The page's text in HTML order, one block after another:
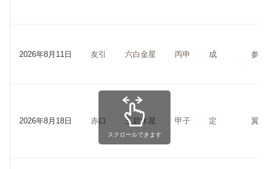
2026年8月11日 友引 六白金星 丙申 成 参
2026年8月18日 赤口 三碧木星 甲子 定 翼
スクロールできます